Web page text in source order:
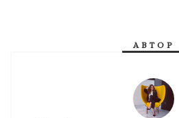
АВТОР